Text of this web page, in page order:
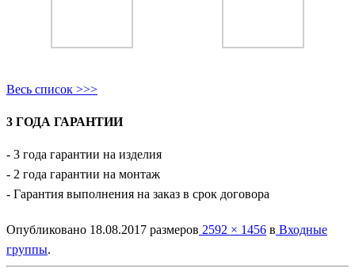
Весь список >>>
3 ГОДА ГАРАНТИИ
- 3 года гарантии на изделия
- 2 года гарантии на монтаж
- Гарантия выполнения на заказ в срок договора
Опубликовано 18.08.2017 размеров 2592 × 1456 в Входные
группы.